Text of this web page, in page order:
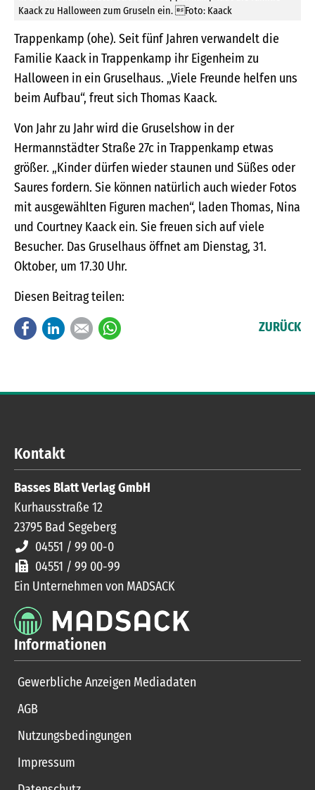
Kaack zu Halloween zum Gruseln ein. Foto: Kaack
Trappenkamp (ohe). Seit fünf Jahren verwandelt die
Familie Kaack in Trappenkamp ihr Eigenheim zu
Halloween in ein Gruselhaus. „Viele Freunde helfen uns
beim Aufbau“, freut sich Thomas Kaack.
Von Jahr zu Jahr wird die Gruselshow in der
Hermannstädter Straße 27c in Trappenkamp etwas
größer. „Kinder dürfen wieder staunen und Süßes oder
Saures fordern. Sie können natürlich auch wieder Fotos
mit ausgewählten Figuren machen“, laden Thomas, Nina
und Courtney Kaack ein. Sie freuen sich auf viele
Besucher. Das Gruselhaus öffnet am Dienstag, 31.
Oktober, um 17.30 Uhr.
Diesen Beitrag teilen:
FacebookLinkedInE-mail ZURÜCK
Kontakt
Basses Blatt Verlag GmbH
Kurhausstraße 12
23795 Bad Segeberg
04551 / 99 00-0
04551 / 99 00-99
Ein Unternehmen von MADSACK
Informationen
Gewerbliche Anzeigen Mediadaten
AGB
Nutzungsbedingungen
Impressum